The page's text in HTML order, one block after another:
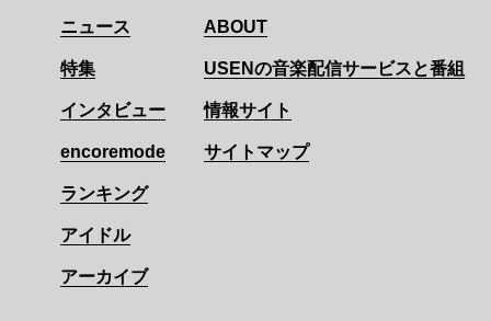
ニュース
特集
インタビュー
encoremode
ランキング
アイドル
アーカイブ
ABOUT
USENの音楽配信サービスと番組
情報サイト
サイトマップ